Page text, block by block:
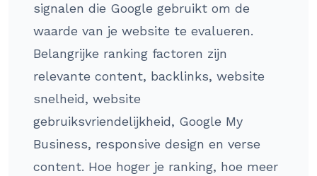
signalen die Google gebruikt om de
waarde van je website te evalueren.
Belangrijke ranking factoren zijn
relevante content, backlinks, website
snelheid, website
gebruiksvriendelijkheid, Google My
Business, responsive design en verse
content. Hoe hoger je ranking, hoe meer